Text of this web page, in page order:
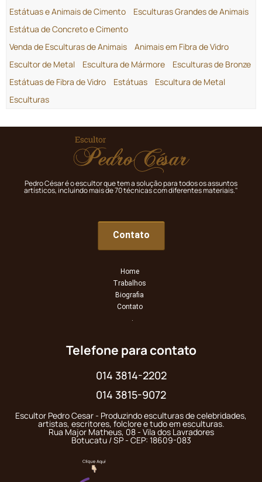
Estátuas e Animais de Cimento
Esculturas Grandes de Animais
Estátua de Concreto e Cimento
Venda de Esculturas de Animais
Animais em Fibra de Vidro
Escultor de Metal
Escultura de Mármore
Esculturas de Bronze
Estátuas de Fibra de Vidro
Estátuas
Escultura de Metal
Esculturas
Pedro César é o escultor que tem a solução para todos os assuntos
artísticos, incluindo mais de 70 técnicas com diferentes materiais."
Contato
Home
Trabalhos
Biografia
Contato
.
Telefone para contato
014 3814-2202
014 3815-9072
Escultor Pedro Cesar - Produzindo esculturas de celebridades,
artistas, escritores, folclore e tudo em esculturas.
Rua Major Matheus, 08 - Vila dos Lavradores
Botucatu / SP - CEP: 18609-083